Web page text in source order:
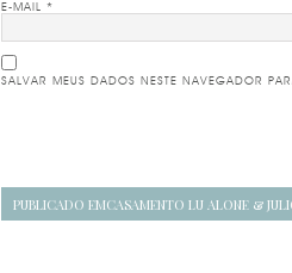
E-MAIL *
SALVAR MEUS DADOS NESTE NAVEGADOR
Navegação
PUBLICADO EMCASAMENTO LU ALONE &